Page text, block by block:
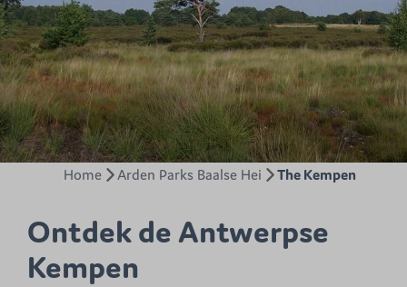
Home Arden Parks Baalse Hei The Kempen
Ontdek de Antwerpse
Kempen